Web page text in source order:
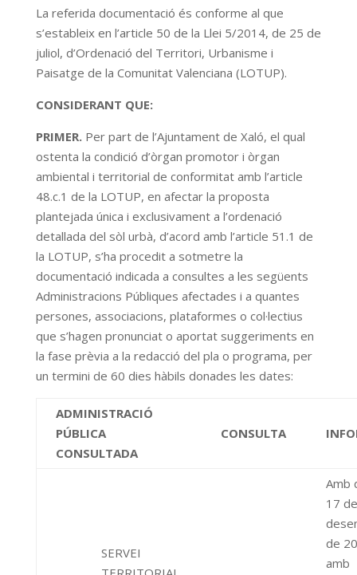
La referida documentació és conforme al que
s’estableix en l’article 50 de la Llei 5/2014, de 25 de
juliol, d’Ordenació del Territori, Urbanisme i
Paisatge de la Comunitat Valenciana (LOTUP).
CONSIDERANT QUE:
PRIMER.Per part de l’Ajuntament de Xaló, el qual
ostenta la condició d’òrgan promotor i òrgan
ambiental i territorial de conformitat amb l’article
48.c.1 de la LOTUP, en afectar la proposta
plantejada única i exclusivament a l’ordenació
detallada del sòl urbà, d’acord amb l’article 51.1 de
la LOTUP, s’ha procedit a sotmetre la
documentació indicada a consultes a les següents
Administracions Públiques afectades i a quantes
persones, associacions, plataformes o col·lectius
que s’hagen pronunciat o aportat suggeriments en
la fase prèvia a la redacció del pla o programa, per
un termini de 60 dies hàbils donades les dates:
ADMINISTRACIÓ
PÚBLICA
CONSULTADA
CONSULTA
SERVEI
Amb
17 de
de
amb